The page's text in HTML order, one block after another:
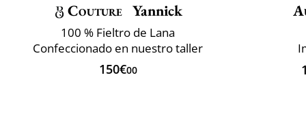
Couture Yannick
100 % Fieltro de Lana
Confeccionado en nuestro taller
150€00